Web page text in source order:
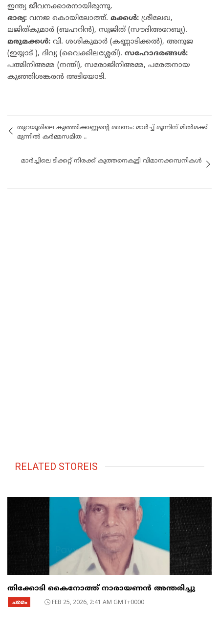
ഇന്ത്യ ജീവനക്കാരനായിരുന്നു.
ഭാര്യ: വനജ കൊയിലോത്ത്. മക്കൾ: ശ്രീലേഖ,
ലജിത്കുമാർ (ബഹറിൻ), സുജിത് (സൗദിഅറേബ്യ).
മരുമക്കൾ: വി. ശശികുമാർ (കണ്ണാടിക്കൽ), അനൂജ
(ഇയ്യാട് ), ദിവ്യ (വൈക്കിലശ്ശേരി). സഹോദരങ്ങൾ:
പത്മിനിഅമ്മ (നന്തി), സരോജിനിഅമ്മ, പരേതനായ
കുഞ്ഞിശങ്കരൻ അടിയോടി.
തുറയൂരിലെ കുഞ്ഞിക്കണ്ണന്റെ മരണം: മാർച്ച്‌ മൂന്നിന് മിൽമക്ക്
മുന്നിൽ കർമ്മസമിത ..
മാർച്ചിലെ ടിക്കറ്റ് നിരക്ക് കുത്തനെകൂട്ടി വിമാനക്കമ്പനികൾ
RELATED STOREIS
തിക്കോടി കൈനോത്ത് നാരായണൻ അന്തരിച്ചു
ചരമം FEB 25, 2026, 2:41 AM GMT+0000